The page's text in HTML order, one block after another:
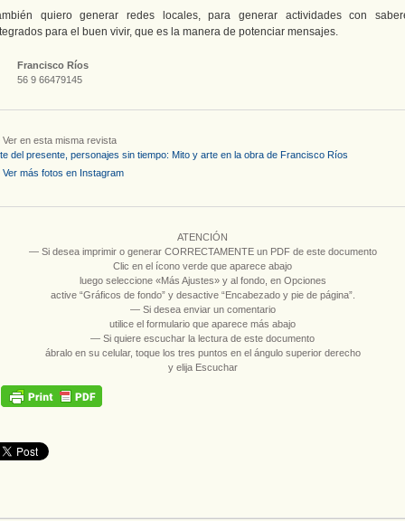
quiero generar redes locales, para generar actividades con
para el buen vivir, que es la manera de potenciar mensajes.
Francisco Ríos
56 9 66479145
en esta misma revista
del presente, personajes sin tiempo: Mito y arte en la obra de Francisco Ríos
más fotos en Instagram
ATENCIÓN
― Si desea imprimir o generar CORRECTAMENTE un PDF de este documento
Clic en el ícono verde que aparece abajo
luego seleccione «Más Ajustes» y al fondo, en Opciones
active “Gráficos de fondo” y desactive “Encabezado y pie de página”.
― Si desea enviar un comentario
utilice el formulario que aparece más abajo
― Si quiere escuchar la lectura de este documento
ábralo en su celular, toque los tres puntos en el ángulo superior derecho
y elija Escuchar